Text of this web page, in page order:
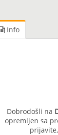
Info
Dobrodošli na
opremljen sa